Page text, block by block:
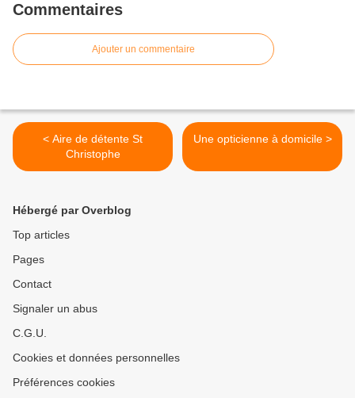
Commentaires
Ajouter un commentaire
< Aire de détente St
Christophe
Une opticienne à domicile >
Hébergé par Overblog
Top articles
Pages
Contact
Signaler un abus
C.G.U.
Cookies et données personnelles
Préférences cookies